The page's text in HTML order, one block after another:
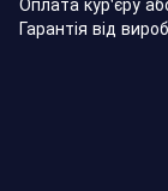
Гарантія від